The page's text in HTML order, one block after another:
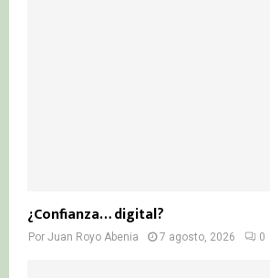
¿Confianza… digital?
Por Juan Royo Abenia 7 agosto, 2026 0